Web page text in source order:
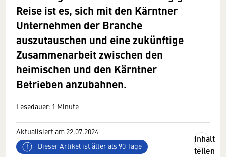
Reise ist es, sich mit den Kärntner
Unternehmen der Branche
auszutauschen und eine zukünftige
Zusammenarbeit zwischen den
heimischen und den Kärntner
Betrieben anzubahnen.
Lesedauer: 1 Minute
Aktualisiert am 22.07.2024
Dieser Artikel ist älter als 90 Tage
Inhalt
teilen